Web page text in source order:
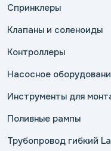
Спринклеры
Клапаны и соленоиды
Контроллеры
Насосное
Инструменты для
Поливные рампы
Трубопровод гибкий